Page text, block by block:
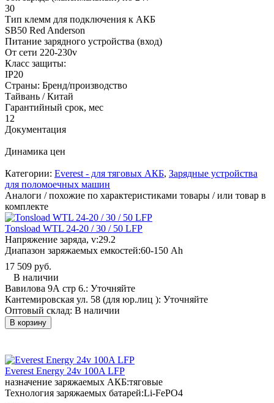
30
Тип клемм для подключения к АКБ
SB50 Red Anderson
Питание зарядного устройства (вход)
От сети 220-230v
Класс защиты:
IP20
Страны: Бренд/производство
Тайвань / Китай
Гарантийный срок, мес
12
Документация
Динамика цен
Категории: Everest - для тяговых АКБ, Зарядные устройства
для поломоечных машин
Аналоги / похожие по характеристиками товары / или товар в
комплекте
Tonsload WTL 24-20 / 30 / 50 LFP
Напряжение заряда, v:29.2
Диапазон заряжаемых емкостей:60-150 Ah
17 509 руб.
В наличии
Вавилова 9А стр 6.: Уточняйте
Кантемировская ул. 58 (для юр.лиц ): Уточняйте
Оптовый склад: В наличии
В корзину
Everest Energy 24v 100A LFP
назначение заряжаемых АКБ:тяговые
Технология заряжаемых батарей:Li-FePO4